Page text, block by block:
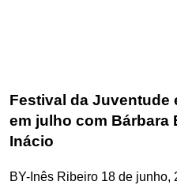
Festival da Juventude
em julho com Bárbara
Inácio
BY-Inês Ribeiro 18 de junho,